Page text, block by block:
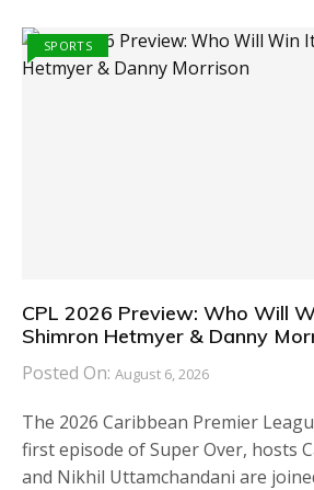
SPORTS
CPL 2026 Preview: Who Will
Shimron Hetmyer & Danny
Posted On: August 6, 2026
The 2026 Caribbean Premier
first episode of Super Over, hosts
and Nikhil Uttamchandani are